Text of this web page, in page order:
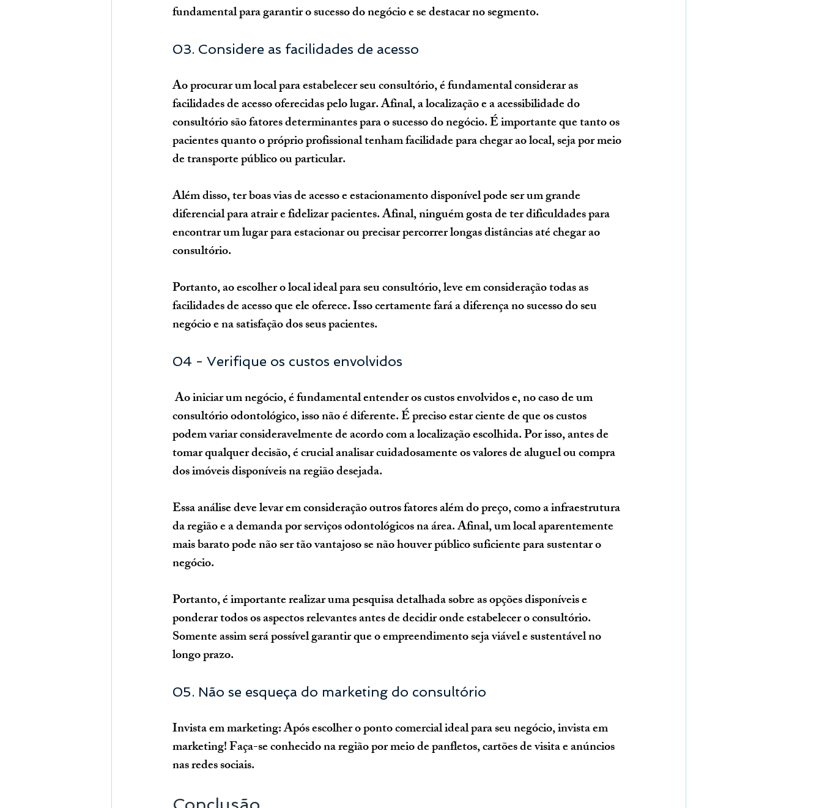
fundamental para garantir o sucesso do negócio e se destacar no segmento.
03. Considere as facilidades de acesso
Ao procurar um local para estabelecer seu consultório, é fundamental considerar as
facilidades de acesso oferecidas pelo lugar. Afinal, a localização e a acessibilidade do
consultório são fatores determinantes para o sucesso do negócio. É importante que tanto os
pacientes quanto o próprio profissional tenham facilidade para chegar ao local, seja por meio
de transporte público ou particular.
Além disso, ter boas vias de acesso e estacionamento disponível pode ser um grande
diferencial para atrair e fidelizar pacientes. Afinal, ninguém gosta de ter dificuldades para
encontrar um lugar para estacionar ou precisar percorrer longas distâncias até chegar ao
consultório.
Portanto, ao escolher o local ideal para seu consultório, leve em consideração todas as
facilidades de acesso que ele oferece. Isso certamente fará a diferença no sucesso do seu
negócio e na satisfação dos seus pacientes.
04 - Verifique os custos envolvidos
Ao iniciar um negócio, é fundamental entender os custos envolvidos e, no caso de um
consultório odontológico, isso não é diferente. É preciso estar ciente de que os custos
podem variar consideravelmente de acordo com a localização escolhida. Por isso, antes de
tomar qualquer decisão, é crucial analisar cuidadosamente os valores de aluguel ou compra
dos imóveis disponíveis na região desejada.
Essa análise deve levar em consideração outros fatores além do preço, como a infraestrutura
da região e a demanda por serviços odontológicos na área. Afinal, um local aparentemente
mais barato pode não ser tão vantajoso se não houver público suficiente para sustentar o
negócio.
Portanto, é importante realizar uma pesquisa detalhada sobre as opções disponíveis e
ponderar todos os aspectos relevantes antes de decidir onde estabelecer o consultório.
Somente assim será possível garantir que o empreendimento seja viável e sustentável no
longo prazo.
05. Não se esqueça do marketing do consultório
Invista em marketing: Após escolher o ponto comercial ideal para seu negócio, invista em
marketing! Faça-se conhecido na região por meio de panfletos, cartões de visita e anúncios
nas redes sociais.